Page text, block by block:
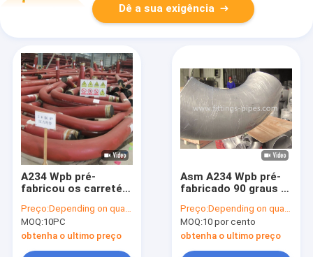
Dê a sua exigência
A234 Wpb pré-
fabricou os carretéis
solda de extremidade
do cotovelo da LR de
90 graus
Preço:Depending on quantity
MOQ:10PC
obtenha o ultimo preço
Asm A234 Wpb pré-
fabricado 90 graus Lr
mm Soldadura de
traseira
Preço:Depending on quantity
MOQ:10 por cento
obtenha o ultimo preço